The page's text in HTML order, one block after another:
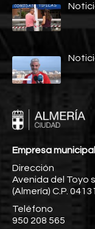
Empresa
Dirección
Avenida del Toyo
(Almería) C.P. 04131
Teléfono
950 208 565